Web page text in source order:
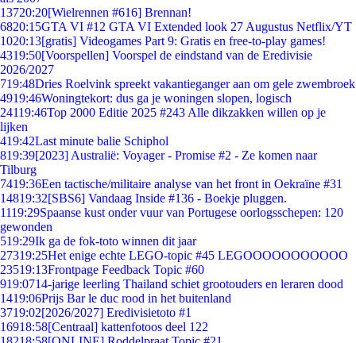
13720:20[Wielrennen #616] Brennan!
6820:15GTA VI #12 GTA VI Extended look 27 Augustus Netflix/YT
1020:13[gratis] Videogames Part 9: Gratis en free-to-play games!
4319:50[Voorspellen] Voorspel de eindstand van de Eredivisie
2026/2027
719:48Dries Roelvink spreekt vakantieganger aan om gele zwembroek
4919:46Woningtekort: dus ga je woningen slopen, logisch
24119:46Top 2000 Editie 2025 #243 Alle dikzakken willen op je
lijken
419:42Last minute balie Schiphol
819:39[2023] Australië: Voyager - Promise #2 - Ze komen naar
Tilburg
7419:36Een tactische/militaire analyse van het front in Oekraïne #31
14819:32[SBS6] Vandaag Inside #136 - Boekje pluggen.
1119:29Spaanse kust onder vuur van Portugese oorlogsschepen: 120
gewonden
519:29Ik ga de fok-toto winnen dit jaar
27319:25Het enige echte LEGO-topic #45 LEGOOOOOOOOOOO
23519:13Frontpage Feedback Topic #60
919:0714-jarige leerling Thailand schiet grootouders en leraren dood
1419:06Prijs Bar le duc rood in het buitenland
3719:02[2026/2027] Eredivisietoto #1
16918:58[Centraal] kattenfotoos deel 122